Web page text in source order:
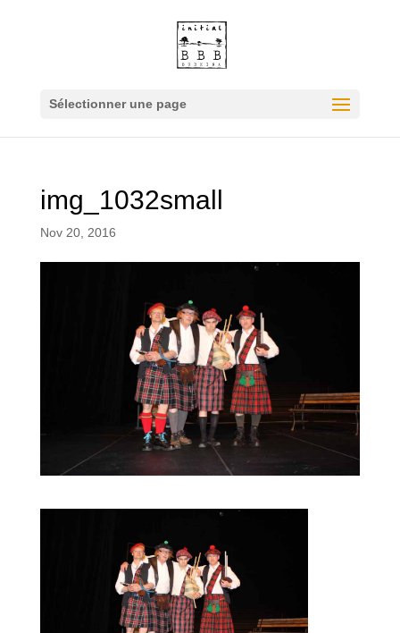
Sélectionner une page
img_1032small
Nov 20, 2016